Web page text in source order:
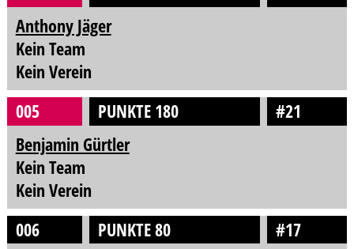
Anthony Jäger
Kein Team
Kein Verein
005
PUNKTE 180
#21
Benjamin Gürtler
Kein Team
Kein Verein
006
PUNKTE 80
#17